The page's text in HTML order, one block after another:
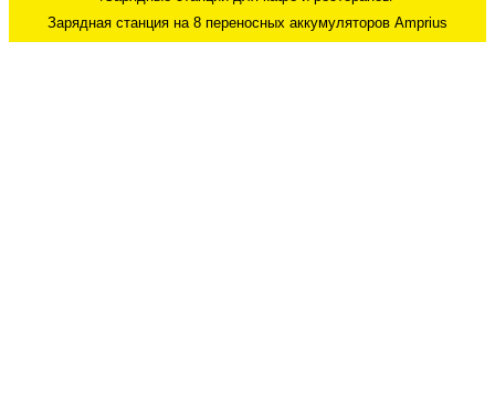
Зарядная станция на 8 переносных аккумуляторов Amprius